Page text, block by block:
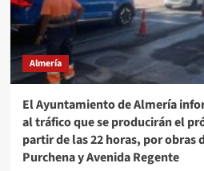
Almería
El Ayuntamiento de Almería
al tráfico que se producirán el
partir de las 22 horas, por obras
Purchena y Avenida Regente